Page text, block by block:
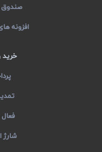
صندوق
افزونه
شارژ